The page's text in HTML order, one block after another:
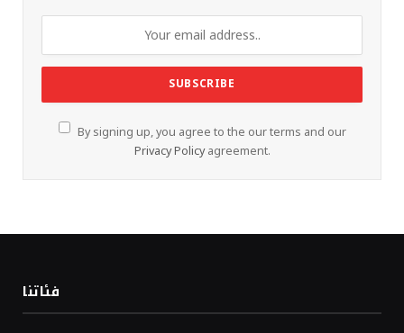
By signing up, you agree to the our terms and our
Privacy Policyagreement.
فئاتنا